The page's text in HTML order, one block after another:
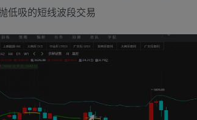
低吸的短线波段交易